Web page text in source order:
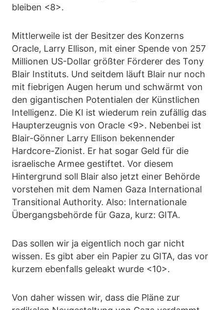
bleiben <8>.
Mittlerweile ist der Besitzer des Konzerns
Oracle, Larry Ellison, mit einer Spende von 257
Millionen US-Dollar größter Förderer des Tony
Blair Instituts. Und seitdem läuft Blair nur noch
mit fiebrigen Augen herum und schwärmt von
den gigantischen Potentialen der Künstlichen
Intelligenz. Die KI ist wiederum rein zufällig das
Haupterzeugnis von Oracle <9>. Nebenbei ist
Blair-Gönner Larry Ellison bekennender
Hardcore-Zionist. Er hat sogar Geld für die
israelische Armee gestiftet. Vor diesem
Hintergrund soll Blair also jetzt einer Behörde
vorstehen mit dem Namen Gaza International
Transitional Authority. Also: Internationale
Übergangsbehörde für Gaza, kurz: GITA.
Das sollen wir ja eigentlich noch gar nicht
wissen. Es gibt aber ein Papier zu GITA, das vor
kurzem ebenfalls geleakt wurde <10>.
Von daher wissen wir, dass die Pläne zur